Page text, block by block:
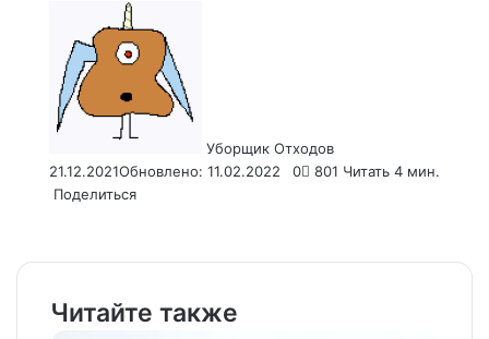
Уборщик Отходов
21.12.2021Обновлено: 11.02.2022 0 801 Читать 4 мин.
Поделиться
Читайте также